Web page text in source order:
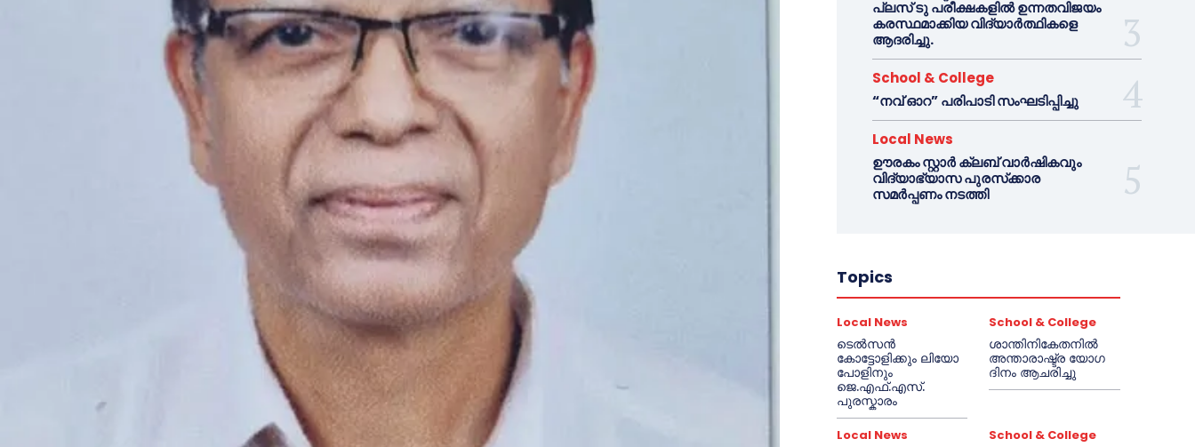
പ്ലസ് ടു പരീക്ഷകളിൽ ഉന്നതവിജയം
കരസ്ഥമാക്കിയ വിദ്യാർത്ഥികളെ
ആദരിച്ചു.
School & College
“നവ് ഓറ” പരിപാടി സംഘടിപ്പിച്ചു
Local News
ഊരകം സ്റ്റാർ ക്ലബ് വാർഷികവും
വിദ്യാഭ്യാസ പുരസ്‌ക്കാര
സമർപ്പണം നടത്തി
Topics
Local News
ടെൽസൻ
കോട്ടോളിക്കും ലിയോ
പോളിനും
ജെ.എഫ്.എസ്.
പുരസ്കാരം
School & College
ശാന്തിനികേതനിൽ
അന്താരാഷ്ട്ര യോഗ
ദിനം ആചരിച്ചു
Local News School & College